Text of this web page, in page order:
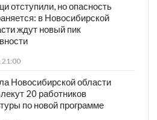
отступили, но опасность
в Новосибирской
ждут новый пик
21:00
Новосибирской области
20 работников
по новой программе